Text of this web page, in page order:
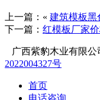
上一篇：« 建筑模板黑
下一篇： 红模板厂家
广西紫豹木业有限
2022004327号
首页